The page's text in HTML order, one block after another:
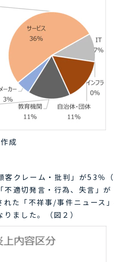
成
客クレーム・批判」が53％
不適切発言・行為、失言」が
た「不祥事/事件ニュース
ました。（図２）